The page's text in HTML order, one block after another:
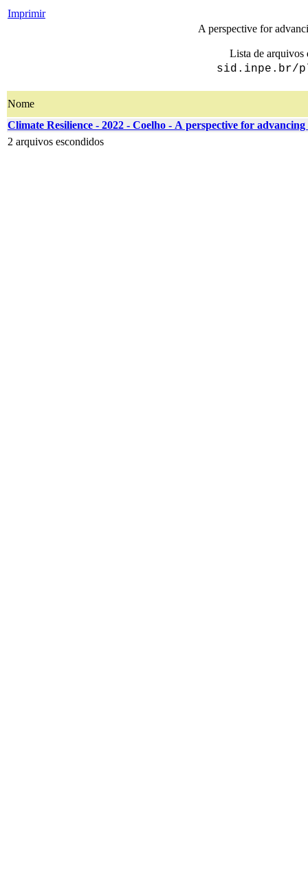
Imprimir
A perspective for
Lista de arquivos
sid.inpe.br/
Nome
Climate Resilience - 2022 - Coelho - A perspective for
2 arquivos escondidos